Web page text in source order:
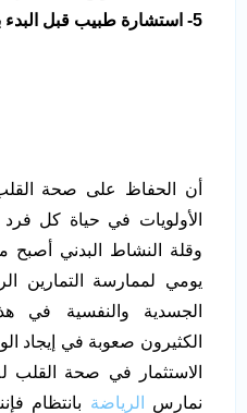
5- استشارة طبيب قبل البدء ببرنامج رياضي
أن الحفاظ على صحة
الأولويات في حياة كل فرد
وقلة النشاط البدني
يومي لممارسة التمارين
الجسدية والنفسية في
الكثيرون صعوبة في إيجاد
الاستثمار في صحة القلب
نمارس
الرياضة بانتظام